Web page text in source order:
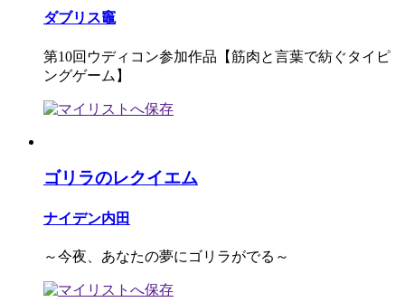
ダブリス竈
第10回ウディコン参加作品【筋肉と言葉で紡ぐタイピ
ングゲーム】
ゴリラのレクイエム
ナイデン内田
～今夜、あなたの夢にゴリラがでる～